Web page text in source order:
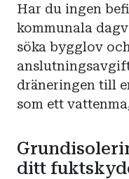
Har du ingen
kommunala
söka bygglov
dräneringen till
som ett
ditt